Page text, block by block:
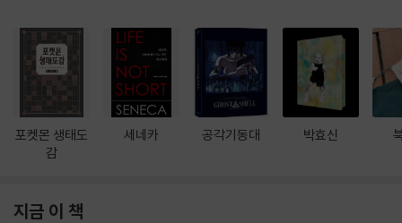
포켓몬 생태도
감
세네카 공각기동대 박효신
지금 이 책